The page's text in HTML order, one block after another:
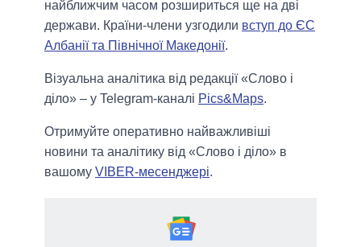
найближчим часом розшириться ще на дві
держави. Країни-члени узгодили вступ до ЄС
Албанії та Північної Македонії.
Візуальна аналітика від редакції «Слово і
діло» – у Telegram-каналі Pics&Maps.
Отримуйте оперативно найважливіші
новини та аналітику від «Слово і діло» в
вашому VIBER-месенджері.